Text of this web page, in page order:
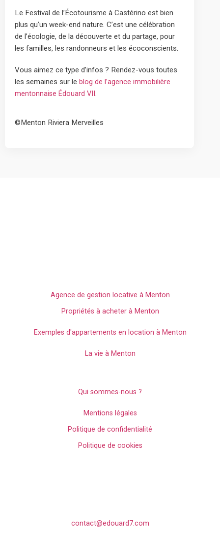
Le Festival de l’Écotourisme à Castérino est bien
plus qu’un week-end nature. C’est une célébration
de l’écologie, de la découverte et du partage, pour
les familles, les randonneurs et les écoconscients.
Vous aimez ce type d’infos ? Rendez-vous toutes
les semaines sur le blog de l’agence immobilière
mentonnaise Édouard VII .
©Menton Riviera Merveilles
Agence de gestion locative à Menton
Propriétés à acheter à Menton
Exemples d'appartements en location à Menton
La vie à Menton
Qui sommes-nous ?
Mentions légales
Politique de confidentialité
Politique de cookies
contact@edouard7.com